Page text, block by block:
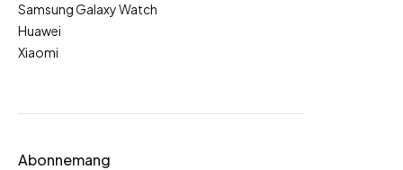
Samsung Galaxy Watch
Huawei
Xiaomi
Abonnemang